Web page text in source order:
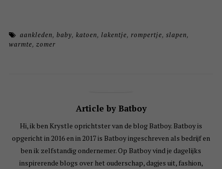
aankleden,baby,katoen,lakentje,rompertje,slapen,
warmte, zomer
Article by Batboy
Hi, ik ben Krystle oprichtster van de blog Batboy. Batboy is
opgericht in 2016 en in 2017 is Batboy ingeschreven als bedrijf en
ben ik zelfstandig ondernemer. Op Batboy vind je dagelijks
inspirerende blogs over het ouderschap, dagjes uit, fashion,